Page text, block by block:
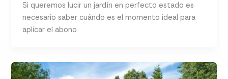
Si queremos lucir un jardín en perfecto estado es
necesario saber cuándo es el momento ideal para
aplicar el abono